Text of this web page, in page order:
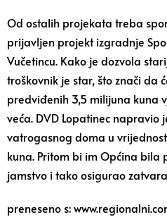
Od ostalih projekata treba
prijavljen projekt izgradnje
Vučetincu. Kako je dozvola
troškovnik je star, što znači da
predviđenih 3,5 milijuna kuna
veća. DVD Lopatinec
vatrogasnog doma u
kuna. Pritom bi im Općina bila
jamstvo i tako osigurao
preneseno s: